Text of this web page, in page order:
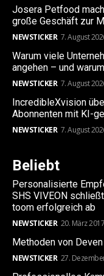
Josera Petfood
große Geschäft zur
NEWSTICKER 7. August
Warum viele
angehen – und
NEWSTICKER 7. August
IncredibleXvision
Abonnenten mit KI-
NEWSTICKER 7. August
Beliebt
Personalisierte
SHS VIVEON
toom erfolgreich ab
NEWSTICKER 20. März 2017
Methoden von
NEWSTICKER 27.